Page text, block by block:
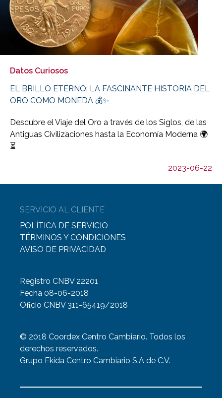
Datos Curiosos
EL BRILLO ETERNO: LA FASCINANTE HISTORIA DEL
ORO COMO MONEDA 💰✨
Descubre el Viaje del Oro a través de los Siglos, de las
Antiguas Civilizaciones hasta la Economía Moderna 🌍
⏳
2023-06-22
SERVICIO AL CLIENTE
POLÍTICA DE SERVICIO
TÉRMINOS Y CONDICIONES
AVISO DE PRIVACIDAD
Registro CNBV 22201
Fecha 08-06-2018
Oﬁcio CNBV 311-65419/2018
© 2018 Coordex Centro Cambiario. Todos los
derechos reservados.
Grupo Ekida Centro Cambiario S.A de C.V.